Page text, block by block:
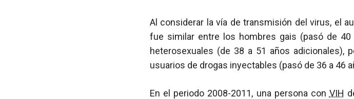
Al considerar la vía de transmisión del virus, el
fue similar entre los hombres gais (pasó de
heterosexuales (de 38 a 51 años adicionales),
usuarios de drogas inyectables (pasó de 36 a 46
En el periodo 2008-2011, una persona con VIH